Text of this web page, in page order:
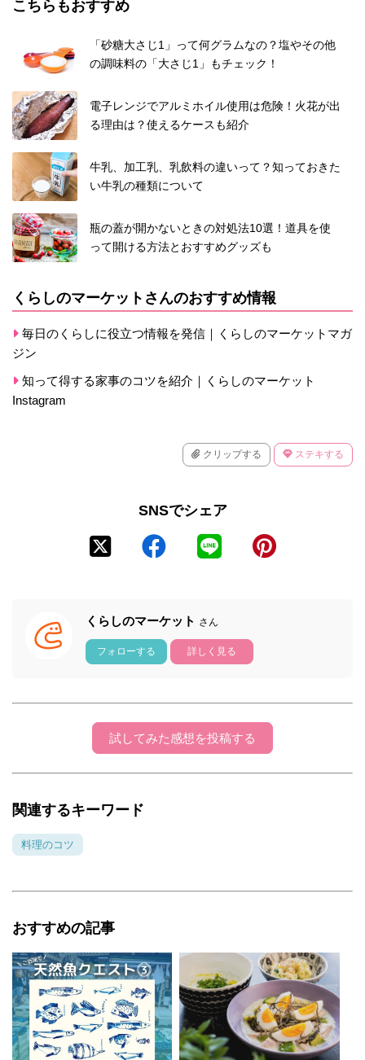
こちらもおすすめ
「砂糖大さじ1」って何グラムなの？塩やその他
の調味料の「大さじ1」もチェック！
電子レンジでアルミホイル使用は危険！火花が出
る理由は？使えるケースも紹介
牛乳、加工乳、乳飲料の違いって？知っておきた
い牛乳の種類について
瓶の蓋が開かないときの対処法10選！道具を使
って開ける方法とおすすめグッズも
くらしのマーケットさんのおすすめ情報
毎日のくらしに役立つ情報を発信｜くらしのマーケットマガ
ジン
知って得する家事のコツを紹介｜くらしのマーケット
Instagram
クリップする ステキする
SNSでシェア
くらしのマーケット さん
フォローする 詳しく見る
試してみた感想を投稿する
関連するキーワード
料理のコツ
おすすめの記事